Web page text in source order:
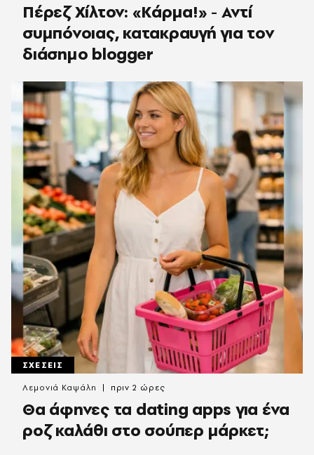
Πέρεζ Χίλτον: «Κάρμα!» - Αντί
συμπόνοιας, κατακραυγή για τον
διάσημο blogger
ΣΧΕΣΕΙΣ
Θα άφηνες τα dating apps για ένα
ροζ καλάθι στο σούπερ μάρκετ;
Λεμονιά Καψάλη πριν 2 ώρες